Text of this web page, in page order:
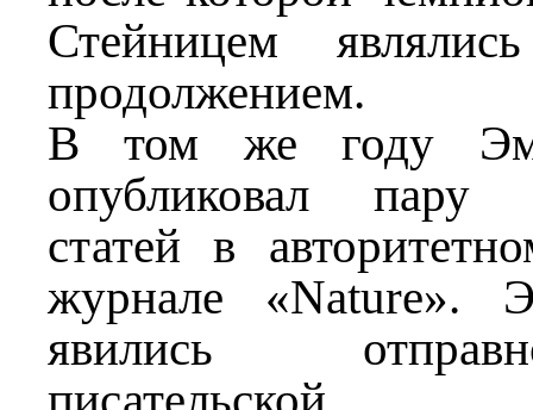
Стейницем
продолжением.
В том же году
опубликовал пару
статей в
журнале «Nature».
явились